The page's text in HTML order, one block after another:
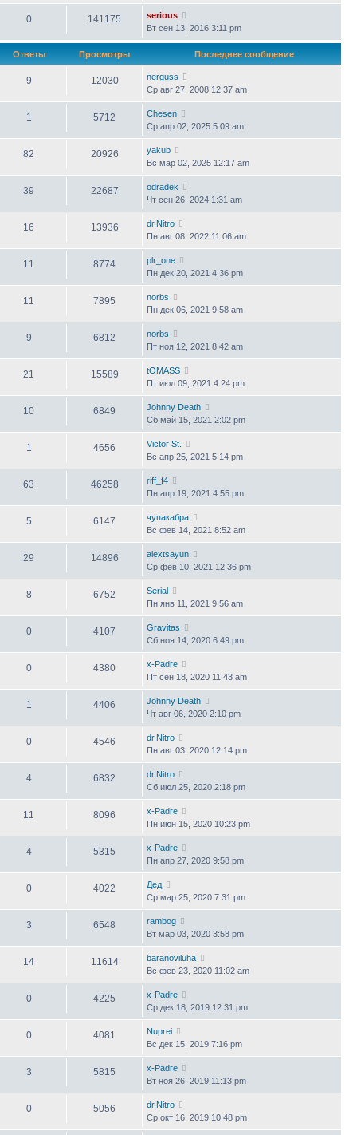
0 141175
serious
Вт сен 13, 2016 3:11 pm
Ответы Просмотры Последнее сообщение
9 12030
nerguss
Ср авг 27, 2008 12:37 am
1 5712
Chesen
Ср апр 02, 2025 5:09 am
82 20926
yakub
Вс мар 02, 2025 12:17 am
39 22687
odradek
Чт сен 26, 2024 1:31 am
16 13936
dr.Nitro
Пн авг 08, 2022 11:06 am
11 8774
plr_one
Пн дек 20, 2021 4:36 pm
11 7895
norbs
Пн дек 06, 2021 9:58 am
9 6812
norbs
Пт ноя 12, 2021 8:42 am
21 15589
tOMASS
Пт июл 09, 2021 4:24 pm
10 6849
Johnny Death
Сб май 15, 2021 2:02 pm
1 4656
Victor St.
Вс апр 25, 2021 5:14 pm
63 46258
riff_f4
Пн апр 19, 2021 4:55 pm
5 6147
чупакабра
Вс фев 14, 2021 8:52 am
29 14896
alextsayun
Ср фев 10, 2021 12:36 pm
8 6752
Serial
Пн янв 11, 2021 9:56 am
0 4107
Gravitas
Сб ноя 14, 2020 6:49 pm
0 4380
x-Padre
Пт сен 18, 2020 11:43 am
1 4406
Johnny Death
Чт авг 06, 2020 2:10 pm
0 4546
dr.Nitro
Пн авг 03, 2020 12:14 pm
4 6832
dr.Nitro
Сб июл 25, 2020 2:18 pm
11 8096
x-Padre
Пн июн 15, 2020 10:23 pm
4 5315
x-Padre
Пн апр 27, 2020 9:58 pm
0 4022
Дед
Ср мар 25, 2020 7:31 pm
3 6548
rambog
Вт мар 03, 2020 3:58 pm
14 11614
baranoviluha
Вс фев 23, 2020 11:02 am
0 4225
x-Padre
Ср дек 18, 2019 12:31 pm
0 4081
Nuprei
Вс дек 15, 2019 7:16 pm
3 5815
x-Padre
Вт ноя 26, 2019 11:13 pm
0 5056
dr.Nitro
Ср окт 16, 2019 10:48 pm